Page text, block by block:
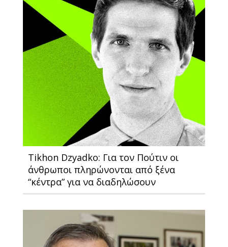
Tikhon Dzyadko: Για τον Πούτιν οι
άνθρωποι πληρώνονται από ξένα
“κέντρα” για να διαδηλώσουν